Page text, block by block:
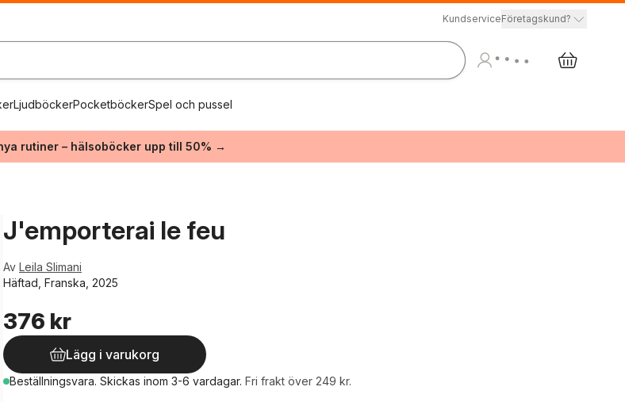
KundserviceFöretagskund?
LjudböckerPocketböckerSpel och pussel
rutiner – hälsoböcker upp till 50% →
J'emporterai le feu
Av Leila Slimani
Häftad, Franska, 2025
376 kr
Lägg i varukorg
Beställningsvara. Skickas inom 3-6 vardagar. Fri frakt över 249 kr.